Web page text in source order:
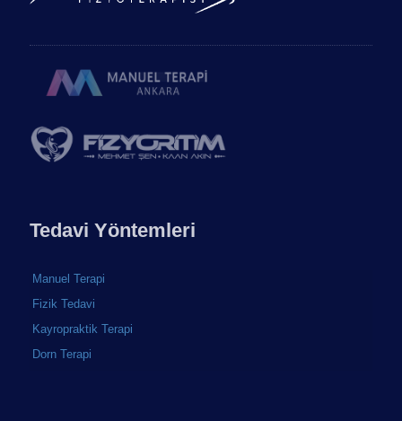
Tedavi Yöntemleri
Manuel Terapi
Fizik Tedavi
Kayropraktik Terapi
Dorn Terapi